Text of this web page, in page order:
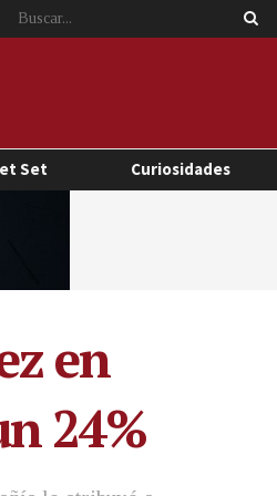
Set Curiosidades
en
24%